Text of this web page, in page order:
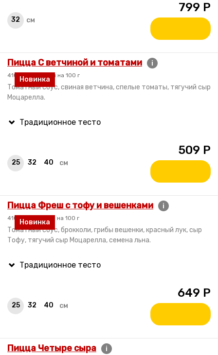
32 см
799 Р
Новинка
Пицца С ветчиной и томатами i
410 гр. / 210 ккал на 100 г
Томатный соус, свиная ветчина, спелые томаты, тягучий сыр
Моцарелла.
25 32 40 см
509 Р
Новинка
Пицца Фреш с тофу и вешенками i
410 гр. / 170 ккал на 100 г
Томатный соус, брокколи, грибы вешенки, красный лук, сыр
Тофу, тягучий сыр Моцарелла, семена льна.
25 32 40 см
649 Р
Пицца Четыре сыра i